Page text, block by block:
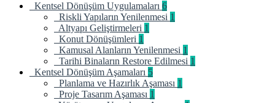
Kentsel Dönüşüm Uygulamaları 6
Riskli Yapıların Yenilenmesi 1
Altyapı Geliştirmeleri 1
Konut Dönüşümleri 1
Kamusal Alanların Yenilenmesi 1
Tarihi Binaların Restore Edilmesi 1
Kentsel Dönüşüm Aşamaları 5
Planlama ve Hazırlık Aşaması 1
Proje Tasarım Aşaması 1